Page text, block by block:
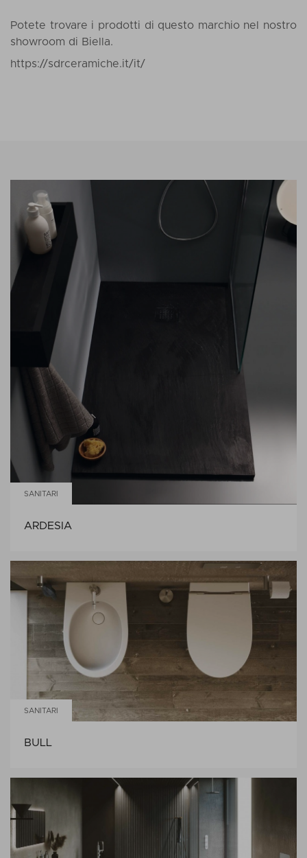
Potete trovare i prodotti di questo marchio nel nostro
showroom di Biella.
https://sdrceramiche.it/it/
SANITARI
ARDESIA
SANITARI
BULL